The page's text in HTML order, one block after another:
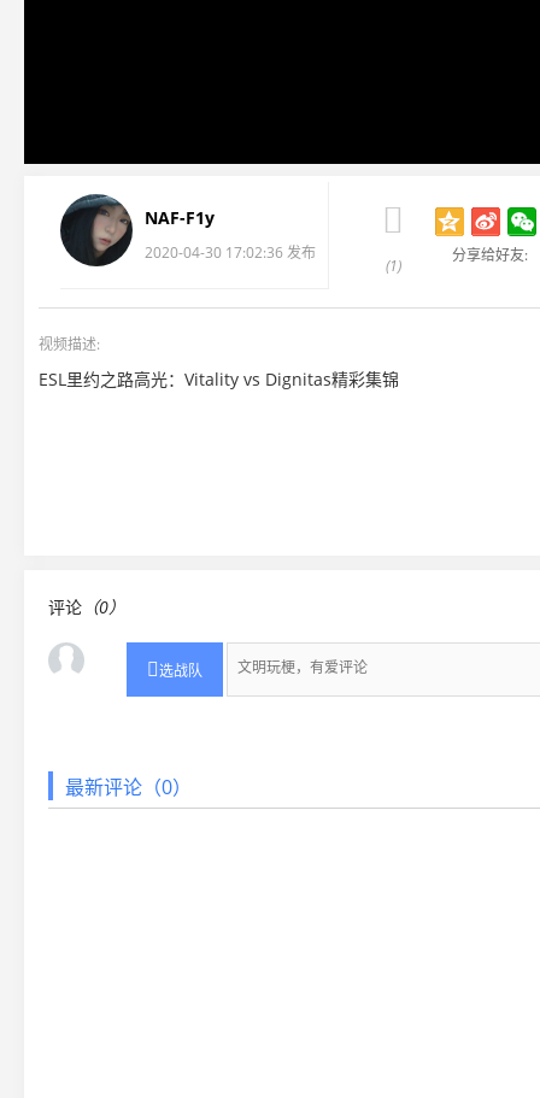
NAF-F1y
2020-04-30 17:02:36 发布

(1)
分享给好友:
视频描述:
ESL里约之路高光：Vitality vs Dignitas精彩集锦
评论 （0）
选战队
最新评论（0）